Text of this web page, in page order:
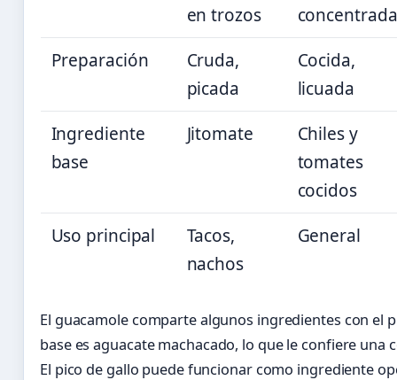
en trozos
concentrada
Preparación
Cruda,
picada
Cocida,
licuada
Ingrediente
base
Jitomate
Chiles y
tomates
cocidos
Uso principal
Tacos,
nachos
General
El guacamole comparte algunos ingredientes con el
base es aguacate machacado, lo que le confiere una
El pico de gallo puede funcionar como ingrediente